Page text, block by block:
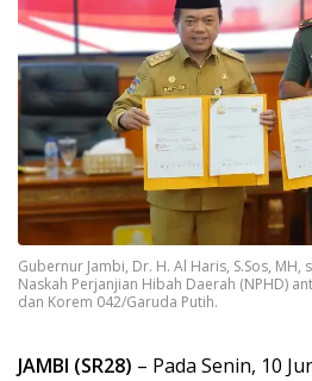
Gubernur Jambi, Dr. H. Al Haris, S.Sos,
Naskah Perjanjian Hibah Daerah (NPHD)
dan Korem 042/Garuda Putih.
JAMBI (SR28) – Pada Senin, 10